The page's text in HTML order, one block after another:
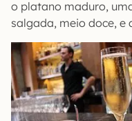
o platano maduro,
salgada, meio doce, e